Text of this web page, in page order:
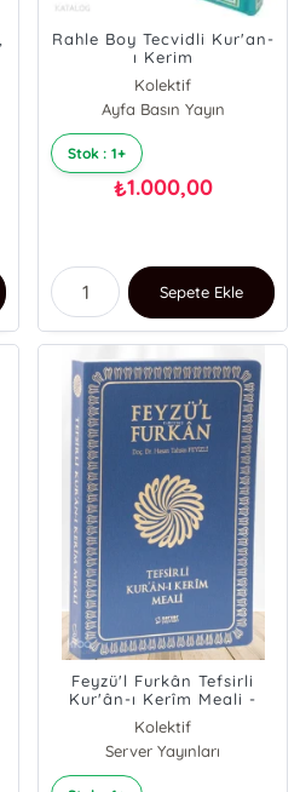
Rahle Boy Tecvidli Kur'an-
ı Kerim
Kolektif
Ayfa Basın Yayın
Stok : 1+
₺1.000,00
Sepete Ekle
Feyzü'l Furkân Tefsirli
Kur'ân-ı Kerîm Meali -
Büyük Boy - İnce Cilt -
Lacivert
Kolektif
Server Yayınları